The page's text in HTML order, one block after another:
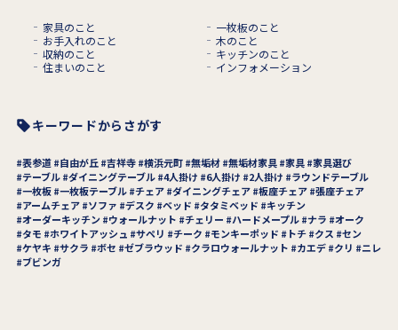
家具のこと
一枚板のこと
お手入れのこと
木のこと
収納のこと
キッチンのこと
住まいのこと
インフォメーション
キーワードからさがす
表参道 自由が丘 吉祥寺 横浜元町 無垢材 無垢材家具 家具 家具選び
テーブル ダイニングテーブル 4人掛け 6人掛け 2人掛け
ラウンドテーブル
一枚板 一枚板テーブル チェア ダイニングチェア 板座チェア 張座チェア
アームチェア
ソファ デスク ベッド タタミベッド
キッチン
オーダーキッチン
ウォールナット チェリー ハードメープル ナラ
オーク
タモ
ホワイトアッシュ サペリ チーク モンキーポッド トチ クス
セン
ケヤキ
サクラ ボセ ゼブラウッド クラロウォールナット カエデ クリ
ニレ
ブビンガ